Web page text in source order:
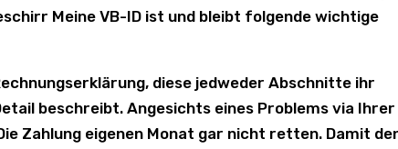
Meine VB-ID ist und bleibt folgende wichtige
diese jedweder Abschnitte ihr
beschreibt. Angesichts eines Problems via Ihrer
Zahlung eigenen Monat gar nicht retten. Damit